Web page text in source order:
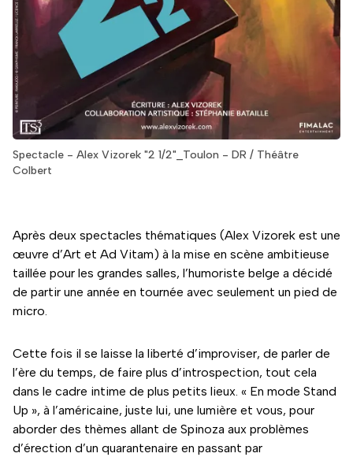
Spectacle - Alex Vizorek "2 1/2"_Toulon - DR / Théâtre
Colbert
Après deux spectacles thématiques (Alex Vizorek est une
œuvre d’Art et Ad Vitam) à la mise en scène ambitieuse
taillée pour les grandes salles, l’humoriste belge a décidé
de partir une année en tournée avec seulement un pied de
micro.
Cette fois il se laisse la liberté d’improviser, de parler de
l’ère du temps, de faire plus d’introspection, tout cela
dans le cadre intime de plus petits lieux. « En mode Stand
Up », à l’américaine, juste lui, une lumière et vous, pour
aborder des thèmes allant de Spinoza aux problèmes
d’érection d’un quarantenaire en passant par